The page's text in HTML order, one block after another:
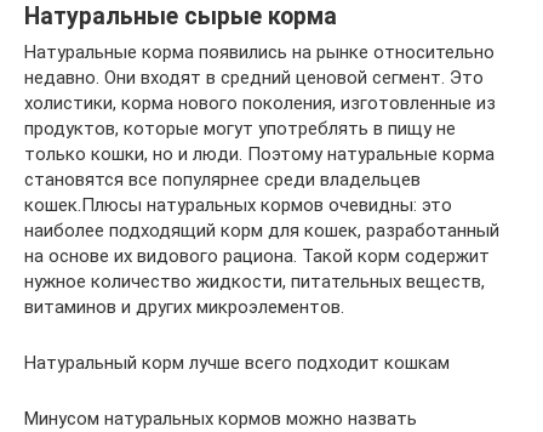
Натуральные сырые корма
Натуральные корма появились на рынке относительно
недавно. Они входят в средний ценовой сегмент. Это
холистики, корма нового поколения, изготовленные из
продуктов, которые могут употреблять в пищу не
только кошки, но и люди. Поэтому натуральные корма
становятся все популярнее среди владельцев
кошек.Плюсы натуральных кормов очевидны: это
наиболее подходящий корм для кошек, разработанный
на основе их видового рациона. Такой корм содержит
нужное количество жидкости, питательных веществ,
витаминов и других микроэлементов.
Натуральный корм лучше всего подходит кошкам
Минусом натуральных кормов можно назвать